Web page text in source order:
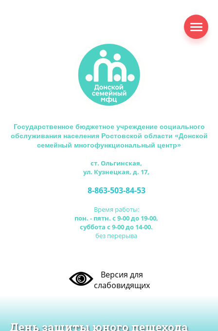
Государственное бюджетное учреждение социального
обслуживания населения Ростовской области «Донской
семейный многофункциональный центр»
ст. Ольгинская,
ул. Кузнецкая, д. 17,
8-863-503-84-53
Время работы:
пон. - пятн. с 9-00 до 19-00,
суббота с 9-00 до 14-00.
без перерыва
Версия для
слабовидящих
День защиты юного пешехода